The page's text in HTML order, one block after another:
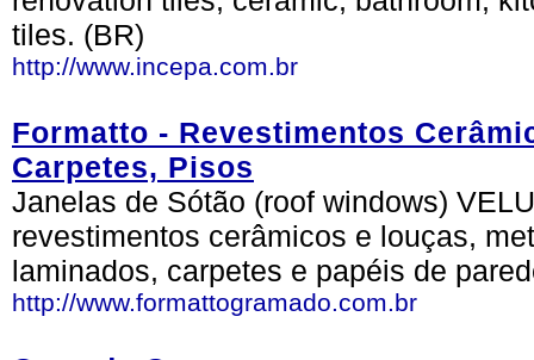
tiles. (BR)
http://www.incepa.com.br
Formatto - Revestimentos
Carpetes, Pisos
Janelas de Sótão (roof windows)
revestimentos cerâmicos e louças,
laminados, carpetes e papéis de
http://www.formattogramado.com.br